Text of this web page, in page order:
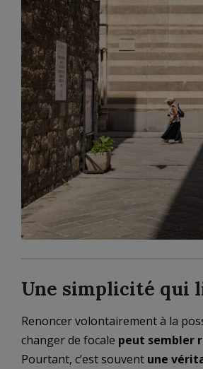
Une simplicité qui
Renoncer volontairement à la
changer de focale peut sembler
Pourtant, c’est souvent une